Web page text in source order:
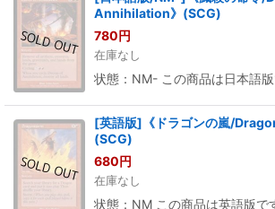
Annihilation》(SCG)
780円
在庫なし
状態：NM- この商品は日本語版
[英語版]《ドラゴンの嵐/
(SCG)
680円
在庫なし
状態：NM この商品は英語版で